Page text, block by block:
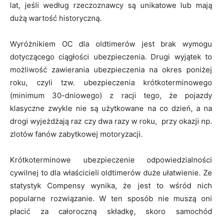
lat, jeśli według rzeczoznawcy są unikatowe lub mają
dużą wartość historyczną.
Wyróżnikiem OC dla oldtimerów jest brak wymogu
dotyczącego ciągłości ubezpieczenia. Drugi wyjątek to
możliwość zawierania ubezpieczenia na okres poniżej
roku, czyli tzw. ubezpieczenia krótkoterminowego
(minimum 30-dniowego) z racji tego, że pojazdy
klasyczne zwykle nie są użytkowane na co dzień, a na
drogi wyjeżdżają raz czy dwa razy w roku, przy okazji np.
zlotów fanów zabytkowej motoryzacji.
Krótkoterminowe ubezpieczenie odpowiedzialności
cywilnej to dla właścicieli oldtimerów duże ułatwienie. Ze
statystyk Compensy wynika, że jest to wśród nich
popularne rozwiązanie. W ten sposób nie muszą oni
płacić za całoroczną składkę, skoro samochód